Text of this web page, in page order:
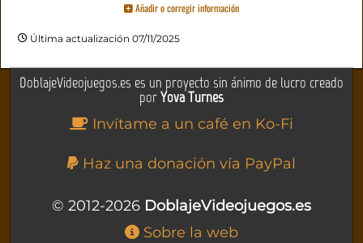
Añadir o corregir información
Última actualización 07/11/2025
DoblajeVideojuegos.es es un proyecto sin ánimo de lucro creado
porYova Turnes
Invítame a un café en Ko-Fi
Haz una donación vía PayPal
© 2012-2026 DoblajeVideojuegos.es
Sobre la web